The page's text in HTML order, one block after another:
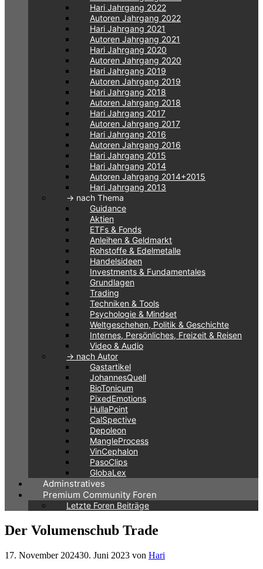
Hari Jahrgang 2022
Autoren Jahrgang 2022
Hari Jahrgang 2021
Autoren Jahrgang 2021
Hari Jahrgang 2020
Autoren Jahrgang 2020
Hari Jahrgang 2019
Autoren Jahrgang 2019
Hari Jahrgang 2018
Autoren Jahrgang 2018
Hari Jahrgang 2017
Autoren Jahrgang 2017
Hari Jahrgang 2016
Autoren Jahrgang 2016
Hari Jahrgang 2015
Hari Jahrgang 2014
Autoren Jahrgang 2014+2015
Hari Jahrgang 2013
-> nach Thema
Guidance
Aktien
ETFs & Fonds
Anleihen & Geldmarkt
Rohstoffe & Edelmetalle
Handelsideen
Investments & Fundamentales
Grundlagen
Trading
Techniken & Tools
Psychologie & Mindset
Weltgeschehen, Politik & Geschichte
Internes, Persönliches, Freizeit & Reisen
Video & Audio
-> nach Autor
Gastartikel
JohannesQuell
BioTonicum
PixedEmotions
HullaPoint
CalSpective
Depoleon
MangleProcess
VinCephalon
PasoClips
GlobaLex
Adminstratives
Premium Community Foren
Letzte Foren Beiträge
Der Volumenschub Trade
17. November 202430. Juni 2023 von Hari